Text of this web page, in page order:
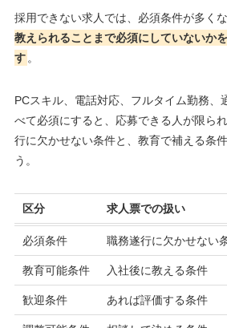
採用できない求人では、必須条件が多くな
教えられることまで必須にしていないか
す 。
PCスキル、電話対応、フルタイム勤務、
べて必須にすると、応募できる人が限ら
行に欠かせない条件と、教育で補える条
う。
区分 求人票での扱い
必須条件 職務遂行に欠かせない
教育可能条件 入社後に教える条件
歓迎条件 あれば評価する条件